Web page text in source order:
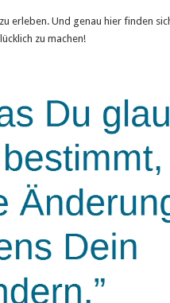
erleben. Und genau hier finden
zu machen!